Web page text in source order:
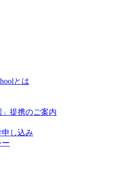
とは
」提携のご案内
し込み
ー